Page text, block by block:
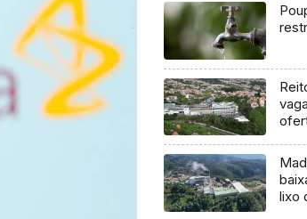
lixo